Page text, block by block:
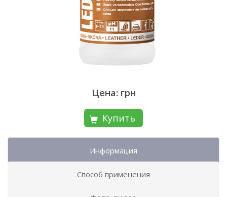
Цена: грн
Купить
Информация
Способ применения